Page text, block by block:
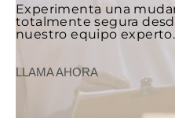
Experimenta una
totalmente segura
nuestro equipo experto.
LLAMA AHORA